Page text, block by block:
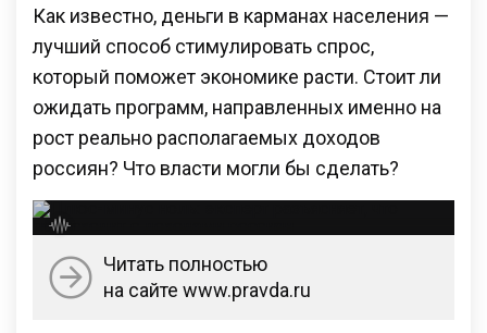
Как известно, деньги в карманах населения —
лучший способ стимулировать спрос,
который поможет экономике расти. Стоит ли
ожидать программ, направленных именно на
рост реально располагаемых доходов
россиян? Что власти могли бы сделать?
Читать полностью
на сайте www.pravda.ru